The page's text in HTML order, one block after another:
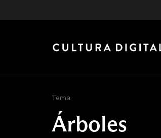
Tema
Árboles